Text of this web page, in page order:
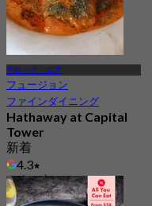
テロック・エア
フュージョン
ファインダイニング
Hathaway at Capital
Tower
新着
4.3
からS$ 36.33